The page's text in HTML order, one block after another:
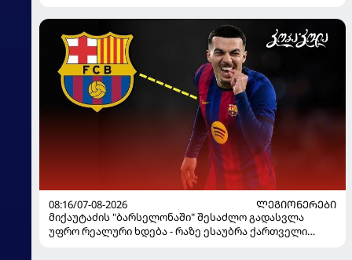
08:16/07-08-2026
ᲚᲔᲒᲘᲝᲜᲔᲠᲔᲑᲘ
მიქაუტაძის "ბარსელონაში" შესაძლო გადასვლა
უფრო რეალური ხდება - რაზე ესაუბრა ქართველი